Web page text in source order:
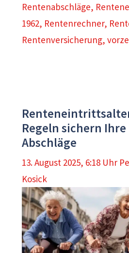
Rentenabschläge,
1962, Rentenrechner,
Rentenversicherung,
Regeln sichern
Abschläge
13. August 2025, 6:18 Uhr
Kosick